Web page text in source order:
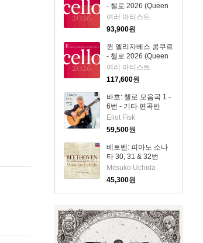
- 첼로 2026 (Queen
Elisabeth
Competition: Cello
2026) (4CD) - 여러
아티스트
여러 아티스트
93,900원
퀸 엘리자베스 콩쿠르
- 첼로 2026 (Queen
Elisabeth
Competition: Cello
2026) (4CD) - 여러
아티스트
여러 아티스트
117,600원
바흐: 첼로 모음곡 1 -
6번 - 기타 편곡반
(Bach: Cello Suite
Nos.1 - 6) (2CD) -
Eliot Fisk
Eliot Fisk
59,500원
베토벤: 피아노 소나
타 30, 31 & 32번
(Beethoven: Piano
Sonatas Nos.30, 31
& 32)(CD) - Mitsuko
Uchida
Mitsuko Uchida
45,300원